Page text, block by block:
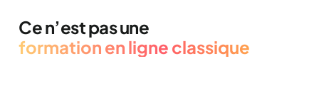
Ce n’est pas une
formation en ligne classique